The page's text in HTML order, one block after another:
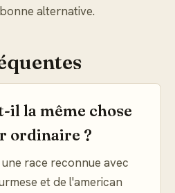
alternative.
il la même chose
ordinaire ?
race reconnue avec
et de l'american